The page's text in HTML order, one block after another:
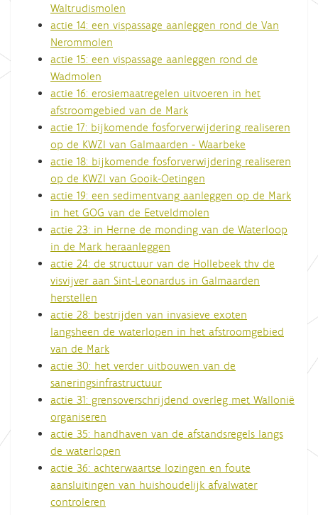
Waltrudismolen
actie 14: een vispassage aanleggen rond de Van
Nerommolen
actie 15: een vispassage aanleggen rond de
Wadmolen
actie 16: erosiemaatregelen uitvoeren in het
afstroomgebied van de Mark
actie 17: bijkomende fosforverwijdering realiseren
op de KWZI van Galmaarden - Waarbeke
actie 18: bijkomende fosforverwijdering realiseren
op de KWZI van Gooik-Oetingen
actie 19: een sedimentvang aanleggen op de Mark
in het GOG van de Eetveldmolen
actie 23: in Herne de monding van de Waterloop
in de Mark heraanleggen
actie 24: de structuur van de Hollebeek thv de
visvijver aan Sint-Leonardus in Galmaarden
herstellen
actie 28: bestrijden van invasieve exoten
langsheen de waterlopen in het afstroomgebied
van de Mark
actie 30: het verder uitbouwen van de
saneringsinfrastructuur
actie 31: grensoverschrijdend overleg met Wallonië
organiseren
actie 35: handhaven van de afstandsregels langs
de waterlopen
actie 36: achterwaartse lozingen en foute
aansluitingen van huishoudelijk afvalwater
controleren